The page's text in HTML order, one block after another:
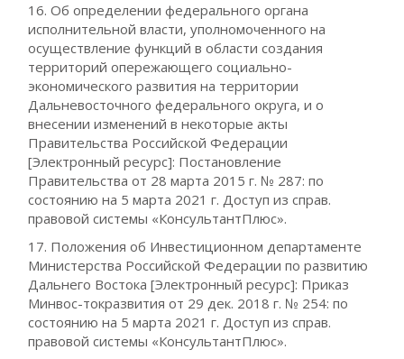
16. Об определении федерального органа
исполнительной власти, уполномоченного на
осуществление функций в области создания
территорий опережающего социально-
экономического развития на территории
Дальневосточного федерального округа, и о
внесении изменений в некоторые акты
Правительства Российской Федерации
[Электронный ресурс]: Постановление
Правительства от 28 марта 2015 г. № 287: по
состоянию на 5 марта 2021 г. Доступ из справ.
правовой системы «КонсультантПлюс».
17. Положения об Инвестиционном департаменте
Министерства Российской Федерации по развитию
Дальнего Востока [Электронный ресурс]: Приказ
Минвос-токразвития от 29 дек. 2018 г. № 254: по
состоянию на 5 марта 2021 г. Доступ из справ.
правовой системы «КонсультантПлюс».